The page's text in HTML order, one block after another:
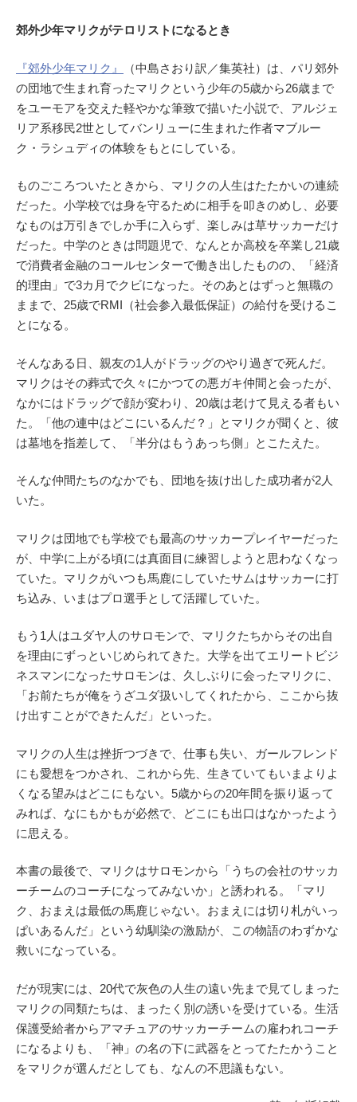
郊外少年マリクがテロリストになるとき
『郊外少年マリク』
（中島さおり訳／集英社）は、パリ郊外
の団地で生まれ育ったマリクという少年の5歳から26歳まで
をユーモアを交えた軽やかな筆致で描いた小説で、アルジェ
リア系移民2世としてバンリューに生まれた作者マブルー
ク・ラシュディの体験をもとにしている。
ものごころついたときから、マリクの人生はたたかいの連続
だった。小学校では身を守るために相手を叩きのめし、必要
なものは万引きでしか手に入らず、楽しみは草サッカーだけ
だった。中学のときは問題児で、なんとか高校を卒業し21歳
で消費者金融のコールセンターで働き出したものの、「経済
的理由」で3カ月でクビになった。そのあとはずっと無職の
ままで、25歳でRMI（社会参入最低保証）の給付を受けるこ
とになる。
そんなある日、親友の1人がドラッグのやり過ぎで死んだ。
マリクはその葬式で久々にかつての悪ガキ仲間と会ったが、
なかにはドラッグで顔が変わり、20歳は老けて見える者もい
た。「他の連中はどこにいるんだ？」とマリクが聞くと、彼
は墓地を指差して、「半分はもうあっち側」とこたえた。
そんな仲間たちのなかでも、団地を抜け出した成功者が2人
いた。
マリクは団地でも学校でも最高のサッカープレイヤーだった
が、中学に上がる頃には真面目に練習しようと思わなくなっ
ていた。マリクがいつも馬鹿にしていたサムはサッカーに打
ち込み、いまはプロ選手として活躍していた。
もう1人はユダヤ人のサロモンで、マリクたちからその出自
を理由にずっといじめられてきた。大学を出てエリートビジ
ネスマンになったサロモンは、久しぶりに会ったマリクに、
「お前たちが俺をうざユダ扱いしてくれたから、ここから抜
け出すことができたんだ」といった。
マリクの人生は挫折つづきで、仕事も失い、ガールフレンド
にも愛想をつかされ、これから先、生きていてもいまよりよ
くなる望みはどこにもない。5歳からの20年間を振り返って
みれば、なにもかもが必然で、どこにも出口はなかったよう
に思える。
本書の最後で、マリクはサロモンから「うちの会社のサッカ
ーチームのコーチになってみないか」と誘われる。「マリ
ク、おまえは最低の馬鹿じゃない。おまえには切り札がいっ
ぱいあるんだ」という幼馴染の激励が、この物語のわずかな
救いになっている。
だが現実には、20代で灰色の人生の遠い先まで見てしまった
マリクの同類たちは、まったく別の誘いを受けている。生活
保護受給者からアマチュアのサッカーチームの雇われコーチ
になるよりも、「神」の名の下に武器をとってたたかうこと
をマリクが選んだとしても、なんの不思議もない。